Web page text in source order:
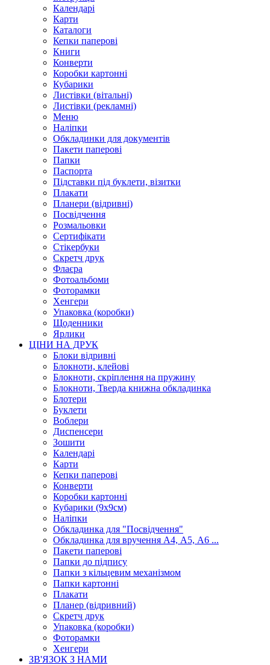
Календарі
Карти
Каталоги
Кепки паперові
Книги
Конверти
Коробки картонні
Кубарики
Листівки (вітальні)
Листівки (рекламні)
Меню
Наліпки
Обкладинки для документів
Пакети паперові
Папки
Паспорта
Підставки під буклети, візитки
Плакати
Планери (відривні)
Посвідчення
Розмальовки
Сертифікати
Стікербуки
Скретч друк
Флаєра
Фотоальбоми
Фоторамки
Хенгери
Упаковка (коробки)
Щоденники
Ярлики
ЦІНИ НА ДРУК
Блоки відривні
Блокноти, клейові
Блокноти, скріплення на пружину
Блокноти, Тверда книжна обкладинка
Блотери
Буклети
Воблери
Диспенсери
Зошити
Календарі
Карти
Кепки паперові
Конверти
Коробки картонні
Кубарики (9х9см)
Наліпки
Обкладинка для "Посвідчення"
Обкладинка для вручення А4, А5, А6 ...
Пакети паперові
Папки до підпису
Папки з кільцевим механізмом
Папки картонні
Плакати
Планер (відривний)
Скретч друк
Упаковка (коробки)
Фоторамки
Хенгери
ЗВ'ЯЗОК З НАМИ